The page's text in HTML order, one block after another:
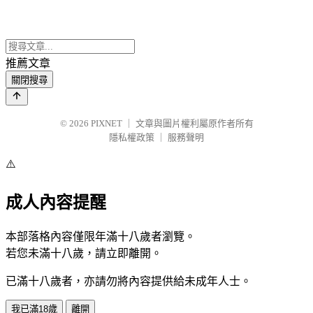
推薦文章
關閉搜尋
© 2026 PIXNET
文章與圖片權利屬原作者所有
隱私權政策
服務聲明
⚠️
成人內容提醒
本部落格內容僅限年滿十八歲者瀏覽。
若您未滿十八歲，請立即離開。
已滿十八歲者，亦請勿將內容提供給未成年人士。
我已滿18歲 離開